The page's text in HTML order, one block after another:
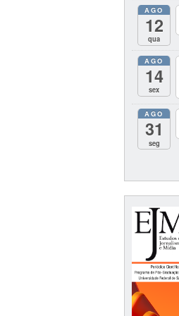
AGO
12
qua
AGO
14
sex
AGO
31
seg